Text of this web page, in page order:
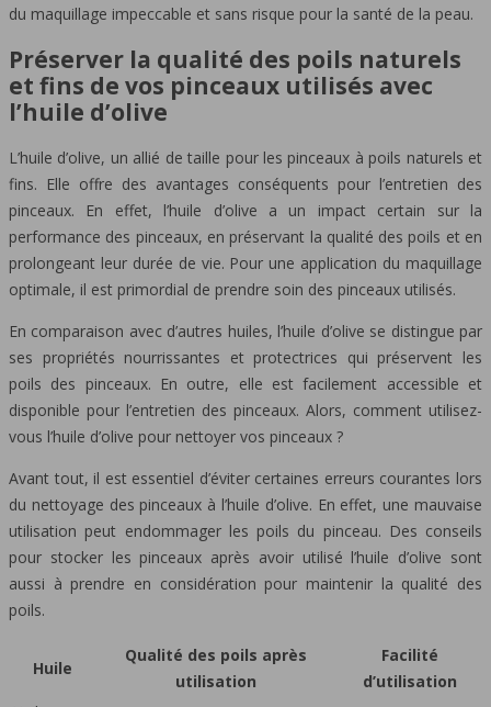
du maquillage impeccable et sans risque pour la santé de la peau.
Préserver la qualité des poils naturels
et fins de vos pinceaux utilisés avec
l’huile d’olive
L’huile d’olive, un allié de taille pour les pinceaux à poils naturels et
fins. Elle offre des avantages conséquents pour l’entretien des
pinceaux. En effet, l’huile d’olive a un impact certain sur la
performance des pinceaux, en préservant la qualité des poils et en
prolongeant leur durée de vie. Pour une application du maquillage
optimale, il est primordial de prendre soin des pinceaux utilisés.
En comparaison avec d’autres huiles, l’huile d’olive se distingue par
ses propriétés nourrissantes et protectrices qui préservent les
poils des pinceaux. En outre, elle est facilement accessible et
disponible pour l’entretien des pinceaux. Alors, comment utilisez-
vous l’huile d’olive pour nettoyer vos pinceaux ?
Avant tout, il est essentiel d’éviter certaines erreurs courantes lors
du nettoyage des pinceaux à l’huile d’olive. En effet, une mauvaise
utilisation peut endommager les poils du pinceau. Des conseils
pour stocker les pinceaux après avoir utilisé l’huile d’olive sont
aussi à prendre en considération pour maintenir la qualité des
poils.
Huile
Qualité des poils après
utilisation
Facilité
d’utilisation